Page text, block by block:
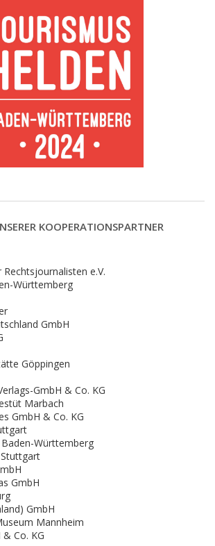
KOOPERATIONSPARTNER
e.V.
Württemberg
GmbH
Göppingen
GmbH & Co. KG
Marbach
GmbH & Co. KG
Württemberg
GmbH
GmbH
Mannheim
Co. KG